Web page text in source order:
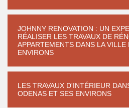
JOHNNY RENOVATION : UN
RÉALISER LES TRAVAUX DE
APPARTEMENTS DANS LA
ENVIRONS
LES TRAVAUX D'INTÉRIEUR
ODENAS ET SES ENVIRONS